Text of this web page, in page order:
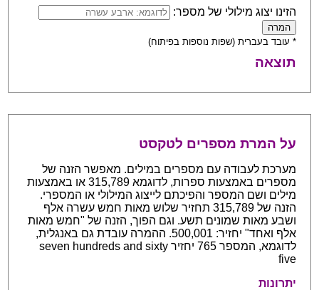
הזינו יצוג מילולי של מספר:
* עובד בעברית (שפות נוספות בפיתוח)
תוצאה
על המרת מספרים לטקסט
מערכת לעבודה עם מספרים במילים. מאפשר הזנה של
מספרים באמצעות ספרות, לדוגמא 315,789 או באמצעות
מילים ושם המספר והפיכתם לייצוג המילולי או המספרי.
הזנה של 315,789 תחזיר שלוש מאות חמש עשרה אלף
ושבע מאות שמונים תשע. וגם הפוך, הזנה של "חמש מאות
אלף ואחד" יחזיר: 500,001. ההמרה עובדת גם באנגלית,
לדוגמא, המספר 765 יחזיר seven hundreds and sixty
five
יתרונות